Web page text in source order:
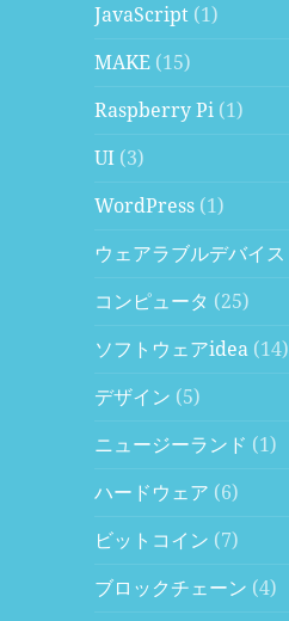
JavaScript (1)
MAKE (15)
Raspberry Pi (1)
UI (3)
WordPress (1)
ウェアラブルデバイス
コンピュータ (25)
ソフトウェアidea (14)
デザイン (5)
ニュージーランド (1)
ハードウェア (6)
ビットコイン (7)
ブロックチェーン (4)